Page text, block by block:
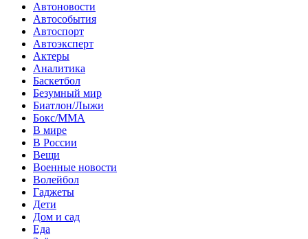
Автоновости
Автособытия
Автоспорт
Автоэксперт
Актеры
Аналитика
Баскетбол
Безумный мир
Биатлон/Лыжи
Бокс/MMA
В мире
В России
Вещи
Военные новости
Волейбол
Гаджеты
Дети
Дом и сад
Еда